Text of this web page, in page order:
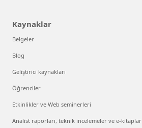
Kaynaklar
Belgeler
Blog
Geliştirici kaynakları
Öğrenciler
Etkinlikler ve Web seminerleri
Analist raporları, teknik incelemeler ve e-kitaplar